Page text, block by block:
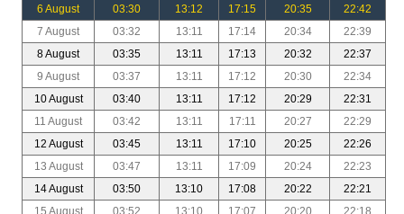
6 August
03:30 13:12 17:15 20:35
22:42
7 August
03:32 13:11 17:14 20:34
22:39
8 August
03:35 13:11 17:13 20:32
22:37
9 August
03:37 13:11 17:12 20:30
22:34
10 August
03:40 13:11 17:12 20:29
22:31
11 August
03:42 13:11 17:11 20:27
22:29
12 August
03:45 13:11 17:10 20:25
22:26
13 August
03:47 13:11 17:09 20:24
22:23
14 August
03:50 13:10 17:08 20:22
22:21
15 August
03:52 13:10 17:07 20:20 22:18